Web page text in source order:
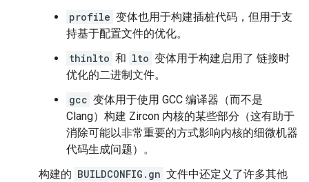
profile 变体也用于构建插桩代码，但用于支
持基于配置文件的优化。
thinlto 和 lto 变体用于构建启用了 链接时
优化的二进制文件。
gcc 变体用于使用 GCC 编译器（而不是
Clang）构建 Zircon 内核的某些部分（这有助于
消除可能以非常重要的方式影响内核的细微机器
代码生成问题）。
构建的 BUILDCONFIG.gn 文件中还定义了许多其他